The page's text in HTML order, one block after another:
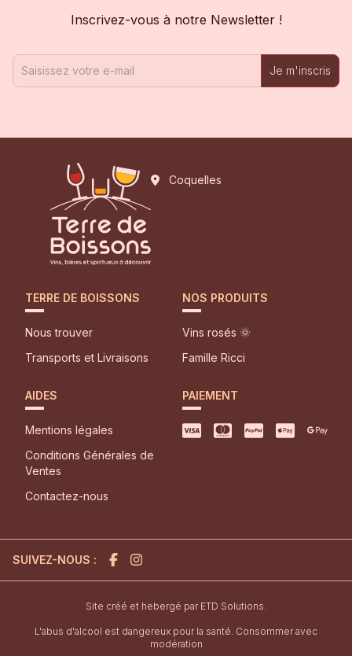
Inscrivez-vous à notre Newsletter !
Je m'inscris
Coquelles
TERRE DE BOISSONS
Nous trouver
Transports et Livraisons
NOS PRODUITS
Vins rosés 🌞
Famille Ricci
AIDES
Mentions légales
Conditions Générales de
Ventes
Contactez-nous
PAIEMENT
SUIVEZ-NOUS :
Site créé et hebergé parl'agence de création de site
ETD Solutions.
L'abus d'alcool est dangereux pour la santé. Consommer avec
modération